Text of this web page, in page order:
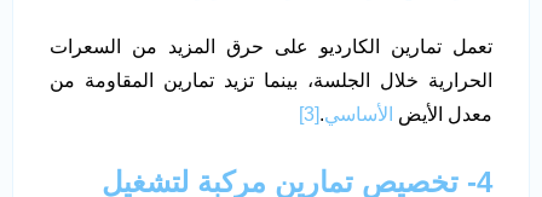
تعمل تمارين الكارديو على حرق المزيد من السعرات
الحرارية خلال الجلسة، بينما تزيد تمارين المقاومة من
معدل الأيض الأساسي.
[3]
4- تخصيص تمارين مركبة لتشغيل